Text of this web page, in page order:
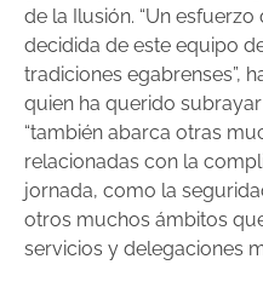
de la Ilusión. “Un
decidida de este equipo
tradiciones egabrenses”,
quien ha querido
“también abarca otras
relacionadas con la
jornada, como la
otros muchos ámbitos
servicios y delegaciones